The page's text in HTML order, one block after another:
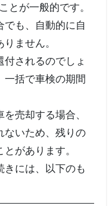
とが一般的です。
でも、自動的に自
ません。
されるのでしょ
一括で車検の期間
売却する場合、
ないため、残りの
があります。
きには、以下のも